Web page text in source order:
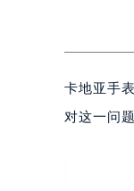
卡地亚手
对这一问